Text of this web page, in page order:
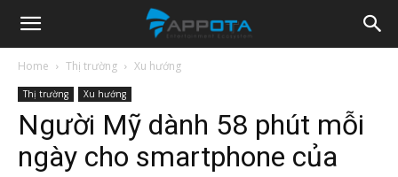
Appota
News
Home Thị trường Xu hướng
Thị trường Xu hướng
Người Mỹ dành 58 phút mỗi
ngày cho smartphone của